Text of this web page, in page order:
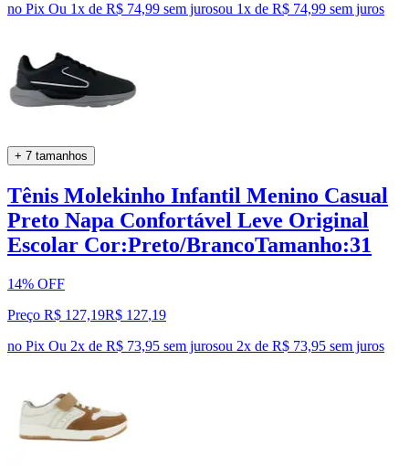
no Pix Ou 1x de R$ 74,99 sem jurosou 1x de R$ 74,99 sem juros
+ 7 tamanhos
Tênis Molekinho Infantil Menino Casual
Preto Napa Confortável Leve Original
Escolar Cor:Preto/BrancoTamanho:31
14% OFF
Preço R$ 127,19R$ 127,19
no Pix Ou 2x de R$ 73,95 sem jurosou 2x de R$ 73,95 sem juros